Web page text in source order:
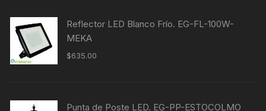
Reflector LED Blanco Frío. EG-FL-100W-
MEKA
$635.00
Punta de Poste LED. EG-PP-ESTOCOLMO